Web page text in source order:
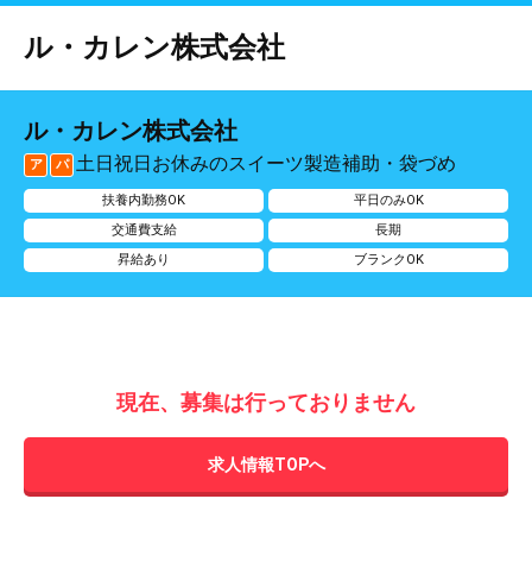
ル・カレン株式会社
ル・カレン株式会社
ア パ 土日祝日お休みのスイーツ製造補助・袋づめ
扶養内勤務OK
平日のみOK
交通費支給
長期
昇給あり
ブランクOK
現在、募集は行っておりません
求人情報TOPへ